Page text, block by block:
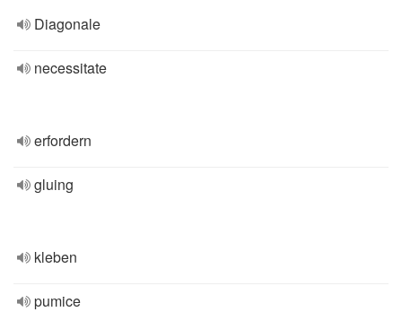
Diagonale
necessitate
erfordern
gluing
kleben
pumice